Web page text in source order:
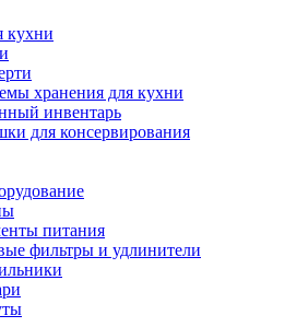
кухни
хранения для кухни
инвентарь
для консервирования
питания
фильтры и удлинители